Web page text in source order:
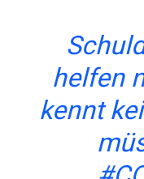
helfen
kennt